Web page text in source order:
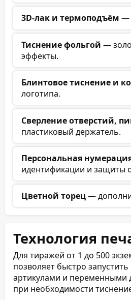
3D-лак и термоподъём —
Тиснение фольгой —
эффекты.
Блинтовое тиснение и
логотипа.
Сверление отверстий,
пластиковый держатель.
Персональная
идентификации и защиты
Цветной торец—
Технология
Для тиражей от 1 до 500
позволяет быстро
артикулами и переменными
при необходимости